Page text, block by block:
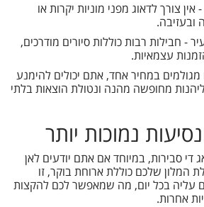
צורך לדאוג מפני מוניות יקרות או
ובעזיבה.
- חבילות רבות כוללות סיורים מודרכים,
עצמאיות.
במחיר אחד, אתם יכולים להימנע
מחופשה מהנה ונטולת הוצאות בלתי
נמוכות יותר
די סבירות, במיוחד אם אתם יודעים לאן
המלון שלכם כוללת ארוחת בוקר, זו
עליה בכל יום, מה שמאפשר לכם להקצות
אחרות.